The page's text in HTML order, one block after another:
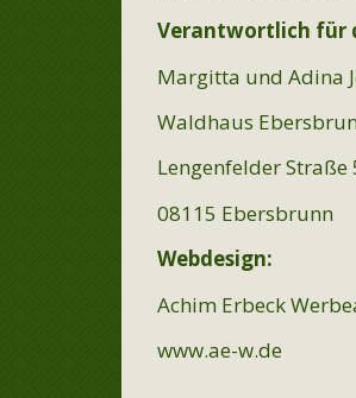
Verantwortlich für
Margitta und Adina
Waldhaus
Lengenfelder Straße
08115 Ebersbrunn
Webdesign:
Achim Erbeck
www.ae-w.de